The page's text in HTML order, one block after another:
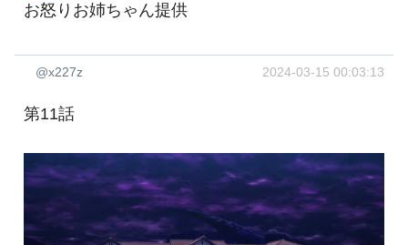
お怒りお姉ちゃん提供
@x227z 2024-03-15 00:03:13
第11話